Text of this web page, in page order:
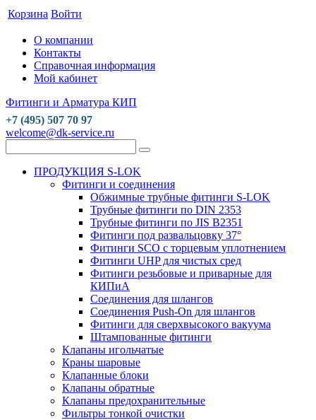
Корзина Войти
О компании
Контакты
Справочная информация
Мой кабинет
Фитинги и Арматура КИП
+7 (495) 507 70 97
welcome@dk-service.ru
ПРОДУКЦИЯ S-LOK
Фитинги и соединения
Обжимные трубные фитинги S-LOK
Трубные фитинги по DIN 2353
Трубные фитинги по JIS B2351
Фитинги под развальцовку 37°
Фитинги SCO с торцевым уплотнением
Фитинги UHP для чистых сред
Фитинги резьбовые и приварные для
КИПиА
Соединения для шлангов
Соединения Push-On для шлангов
Фитинги для сверхвысокого вакуума
Штампованные фитинги
Клапаны игольчатые
Краны шаровые
Клапанные блоки
Клапаны обратные
Клапаны предохранительные
Фильтры тонкой очистки